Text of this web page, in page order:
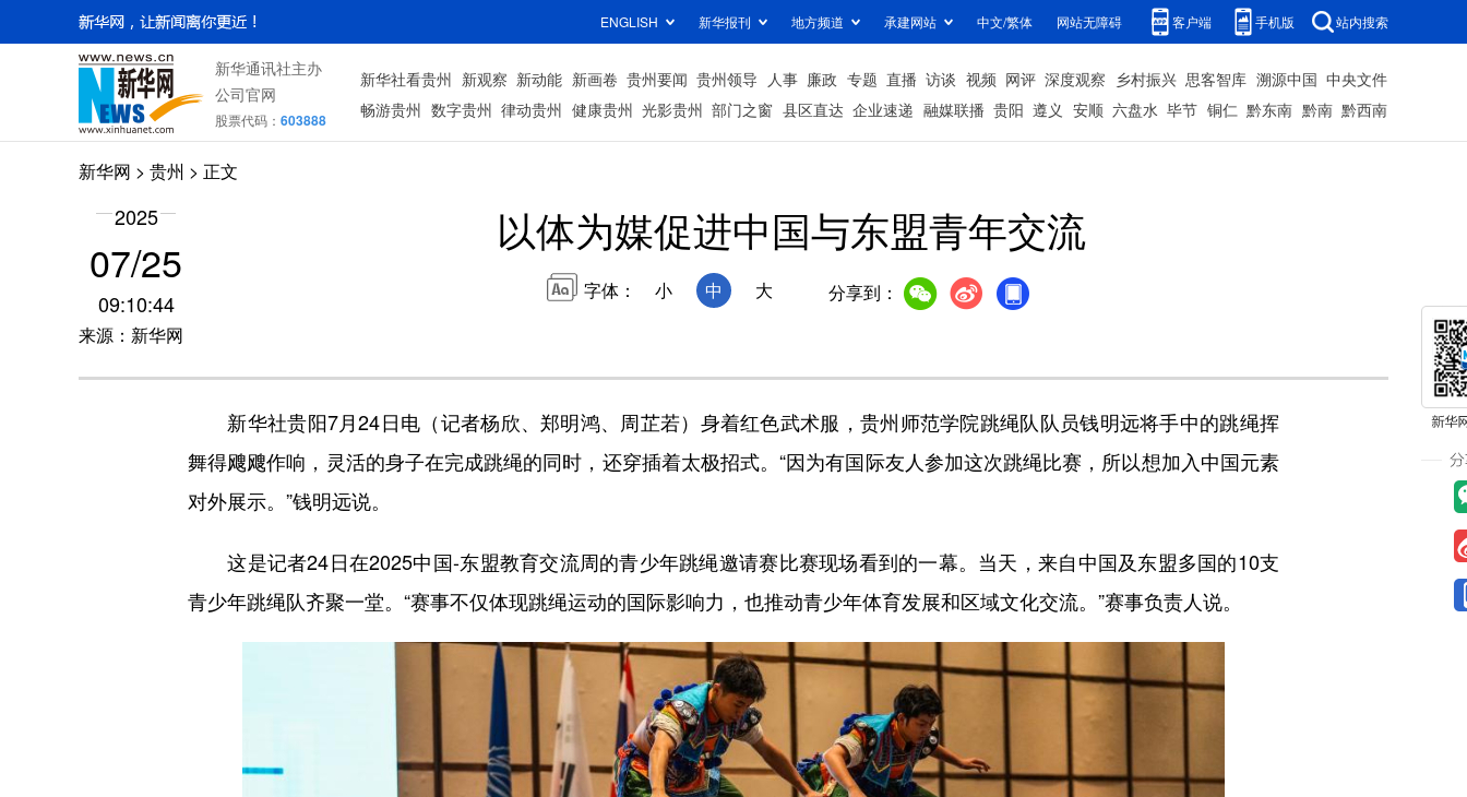
ENGLISH 新华报刊 地方频道 承建网站 中文/繁体 网站无障碍 客户端 手机版 站内搜索
新华通讯社主办
公司官网
股票代码： 603888
新华社看贵州 新观察 新动能 新画卷 贵州要闻 贵州领导 人事 廉政 专题 直播 访谈 视频 网评 深度观察 乡村振兴 思客智库 溯源中国 中央文件
畅游贵州 数字贵州 律动贵州 健康贵州 光影贵州 部门之窗 县区直达 企业速递 融媒联播 贵阳 遵义 安顺 六盘水 毕节 铜仁 黔东南 黔南 黔西南
新华网 > 贵州 > 正文
2025
07/25
09:10:44
来源：新华网
以体为媒促进中国与东盟青年交流
字体： 小 中 大 分享到：
新华社贵阳7月24日电（记者杨欣、郑明鸿、周芷若）身着红色武术服，贵州师范学院跳绳队队员钱明远将手中的跳绳挥
舞得飕飕作响，灵活的身子在完成跳绳的同时，还穿插着太极招式。“因为有国际友人参加这次跳绳比赛，所以想加入中国元素
对外展示。”钱明远说。
这是记者24日在2025中国-东盟教育交流周的青少年跳绳邀请赛比赛现场看到的一幕。当天，来自中国及东盟多国的10支
青少年跳绳队齐聚一堂。“赛事不仅体现跳绳运动的国际影响力，也推动青少年体育发展和区域文化交流。”赛事负责人说。